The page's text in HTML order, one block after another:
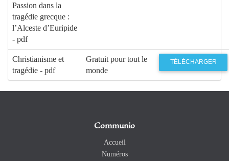
Passion dans la
tragédie grecque :
l’Alceste d’Euripide
- pdf
Christianisme et
tragédie - pdf
Gratuit pour tout le
monde
TÉLÉCHARGER
Communio
Accueil
Numéros